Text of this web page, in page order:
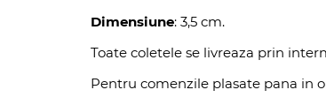
Dimensiune: 3,5 cm.
Toate coletele se livreaza prin
Pentru comenzile plasate pana in